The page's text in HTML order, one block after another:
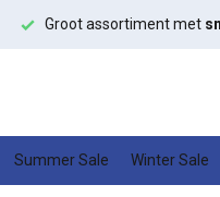
Groot assortiment met
Summer Sale Winter Sale